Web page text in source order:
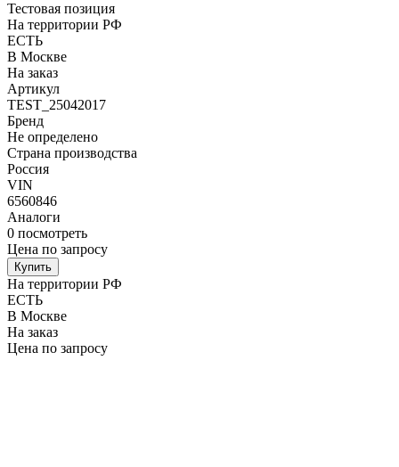
Тестовая позиция
На территории РФ
ЕСТЬ
В Москве
На заказ
Артикул
TEST_25042017
Бренд
Не определено
Страна производства
Россия
VIN
6560846
Аналоги
0 посмотреть
Цена по запросу
Купить
На территории РФ
ЕСТЬ
В Москве
На заказ
Цена по запросу